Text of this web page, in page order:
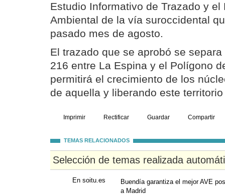
Estudio Informativo de Trazado y
Ambiental de la vía suroccidental
pasado mes de agosto.
El trazado que se aprobó se
216 entre La Espina y el Polígono
permitirá el crecimiento de los
de aquella y liberando este
Imprimir Rectificar Guardar Compartir
TEMAS RELACIONADOS
Selección de temas realizada
En soitu.es
Buendía garantiza el mejor AVE
a Madrid